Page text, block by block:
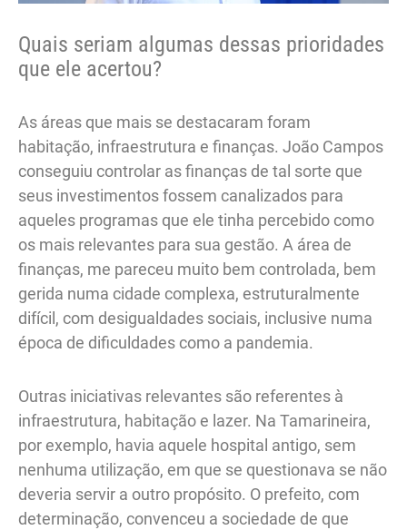
Quais seriam algumas dessas prioridades
que ele acertou?
As áreas que mais se destacaram foram
habitação, infraestrutura e finanças. João Campos
conseguiu controlar as finanças de tal sorte que
seus investimentos fossem canalizados para
aqueles programas que ele tinha percebido como
os mais relevantes para sua gestão. A área de
finanças, me pareceu muito bem controlada, bem
gerida numa cidade complexa, estruturalmente
difícil, com desigualdades sociais, inclusive numa
época de dificuldades como a pandemia.
Outras iniciativas relevantes são referentes à
infraestrutura, habitação e lazer. Na Tamarineira,
por exemplo, havia aquele hospital antigo, sem
nenhuma utilização, em que se questionava se não
deveria servir a outro propósito. O prefeito, com
determinação, convenceu a sociedade de que